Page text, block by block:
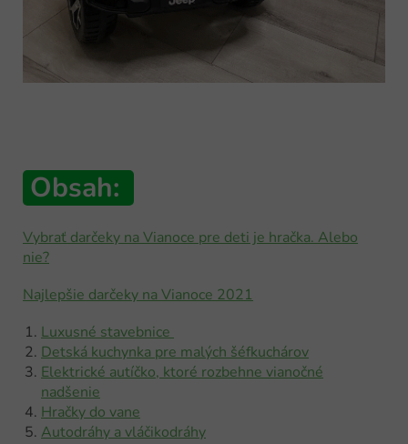
Obsah:
Vybrať darčeky na Vianoce pre deti je hračka. Alebo
nie?
Najlepšie darčeky na Vianoce 2021
Luxusné stavebnice
Detská kuchynka pre malých šéfkuchárov
Elektrické autíčko, ktoré rozbehne vianočné
nadšenie
Hračky do vane
Autodráhy a vláčikodráhy